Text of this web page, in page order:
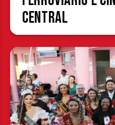
Central